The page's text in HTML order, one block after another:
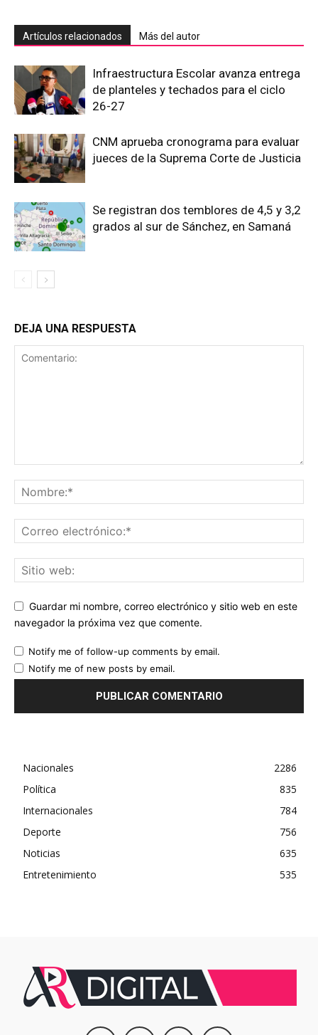
Artículos relacionados Más del autor
Infraestructura Escolar avanza entrega
de planteles y techados para el ciclo
26-27
CNM aprueba cronograma para evaluar
jueces de la Suprema Corte de Justicia
Se registran dos temblores de 4,5 y 3,2
grados al sur de Sánchez, en Samaná
DEJA UNA RESPUESTA
Guardar mi nombre, correo electrónico y sitio web en este
navegador la próxima vez que comente.
Notify me of follow-up comments by email.
Notify me of new posts by email.
Nacionales
2286
Política
835
Internacionales
784
Deporte
756
Noticias
635
Entretenimiento
535